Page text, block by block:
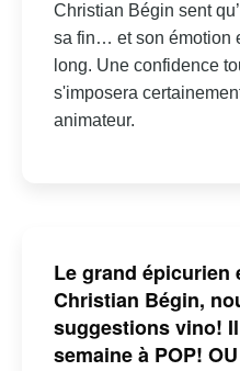
Christian Bégin sent
sa fin… et son émotion
long. Une confidence
s'imposera
animateur.
Le grand épicurien
Christian Bégin,
suggestions vino!
semaine à POP!